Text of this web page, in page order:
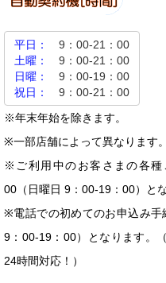
平日：
9：00-21：00
土曜：
9：00-21：00
日曜：
9：00-19：00
祝日：
9：00-21：00
※年末年始を除きます。
※一部店舗によって異なります。
※ご利用中のお客さまの各種
00（日曜日 9：00-19：00）とな
※電話での初めてのお申込み手
9：00-19：00）となります。
24時間対応！）